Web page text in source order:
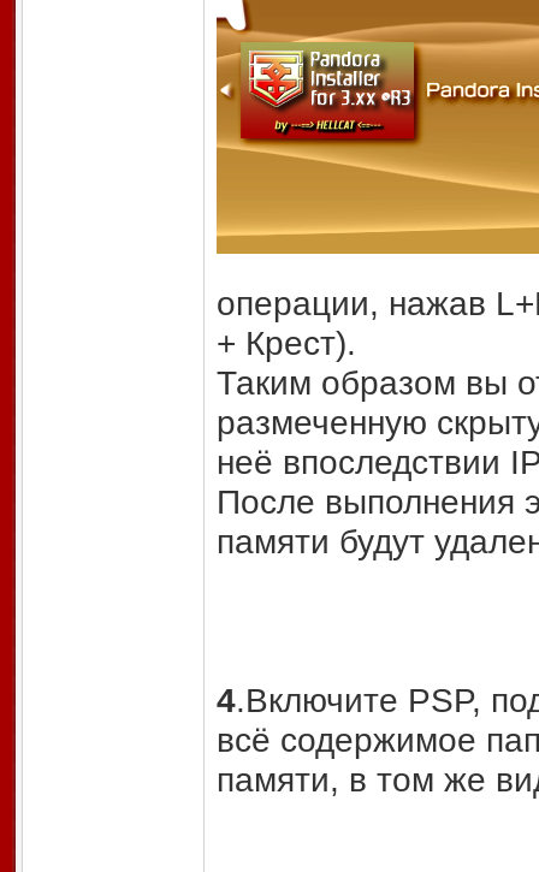
операции, нажав
+ Крест).
Таким образом вы
размеченную
неё впоследствии
После выполнения
памяти будут
4.Включите PSP,
всё содержимое
памяти, в том же